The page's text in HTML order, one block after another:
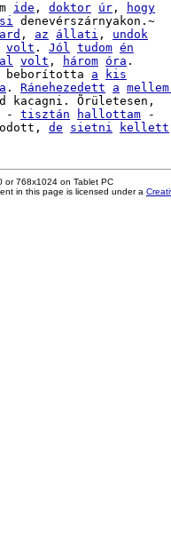
ide , doktor úr ,
hogy
denevérszárnyakon.~
, az állati , undok
volt . Jól tudom én
volt , három óra .
beborította a
kis
. Ránehezedett a
kacagni. Õrületesen,
- tisztán hallottam
de sietni kellett
or 768x1024 on Tablet PC
in this page is licensed under a